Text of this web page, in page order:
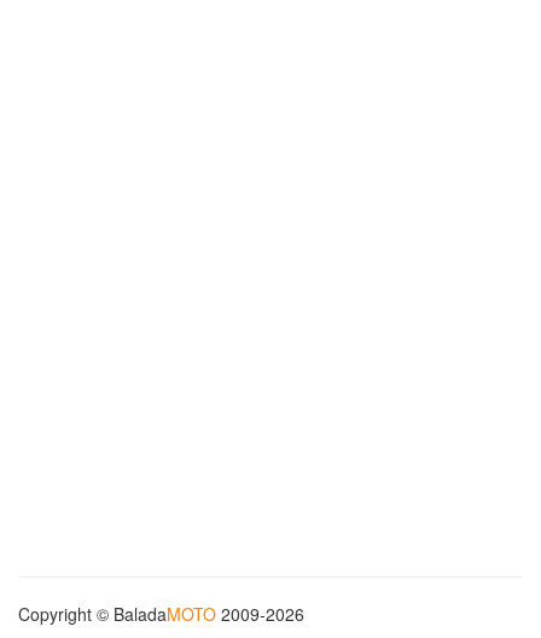
Copyright © BaladaMOTO 2009-2026